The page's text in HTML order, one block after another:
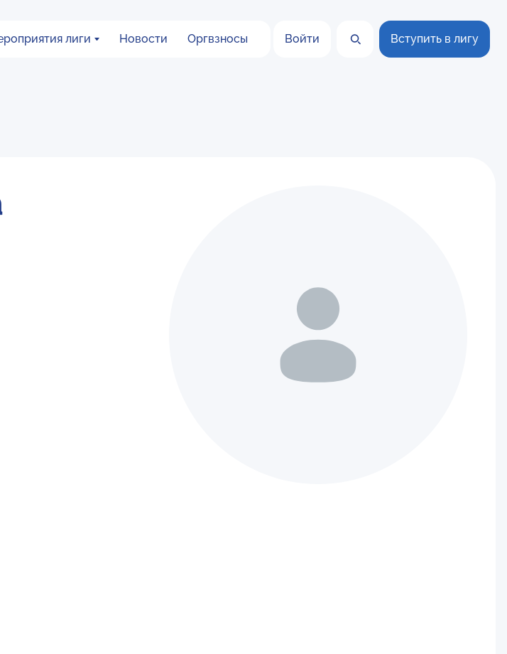
лиги Новости Оргвзносы Войти Вступить в лигу